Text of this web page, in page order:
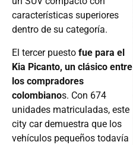
características superiores
dentro de su categoría.
El tercer puesto fue para el
Kia Picanto, un clásico entre
los compradores
colombianos. Con 674
unidades matriculadas, este
city car demuestra que los
vehículos pequeños todavía